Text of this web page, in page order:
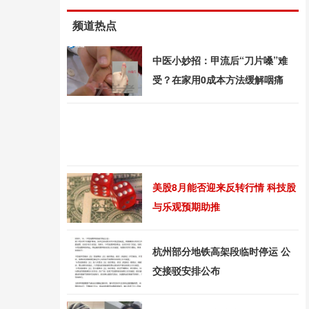
频道热点
中医小妙招：甲流后“刀片嗓”难
受？在家用0成本方法缓解咽痛
美股8月能否迎来反转行情 科技股
与乐观预期助推
杭州部分地铁高架段临时停运 公
交接驳安排公布